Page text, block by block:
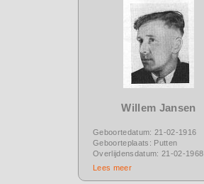
Willem Jansen
Geboortedatum: 21-02-1916
Geboorteplaats: Putten
Overlijdensdatum: 21-02-1968
Lees meer